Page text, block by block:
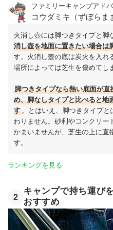
ファミリーキャンプアド
コウダミキ（ずぼらま
火消し壺には脚つきタイプと脚
消し壺を地面に置きたい場合は
す。火消し壺の底は炭火を入れ
場所によっては芝生を傷めてし
脚つきタイプなら熱い底面が
め、脚なしタイプと比べると地
す 。
とはいえ、脚つきタイプ
わりません。 砂利やコンクリー
かまいませんが、芝生の上に直
す。
ランキングを見る
2
キャンプで持ち運び
おすすめ